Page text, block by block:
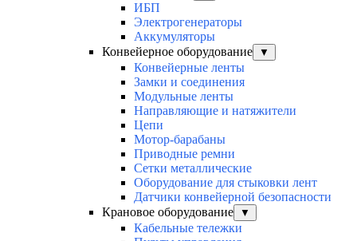
ИБП
Электрогенераторы
Аккумуляторы
Конвейерное оборудование
▼
Конвейерные ленты
Замки и соединения
Модульные ленты
Направляющие и натяжители
Цепи
Мотор-барабаны
Приводные ремни
Сетки металлические
Оборудование для стыковки лент
Датчики конвейерной безопасности
Крановое оборудование
▼
Кабельные тележки